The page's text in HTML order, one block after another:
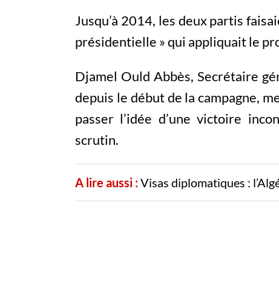
Jusqu’à 2014, les deux partis
présidentielle » qui appliquait le
Djamel Ould Abbès, Secrétaire
depuis le début de la campagne,
passer l’idée d’une victoire
scrutin.
A lire aussi :Visas diplomatiques :